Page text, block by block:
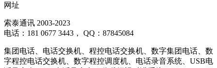
网址
索泰通讯 2003-2023
电话：181 0677 3443， QQ：87845084
集团电话、电话交换机、程控电话交换机、数字集团电话、数
字程控电话交换机、数字程控调度机、电话录音系统、USB电